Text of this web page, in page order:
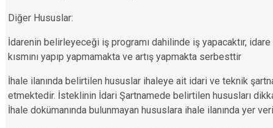
Diğer Hususlar:
İdarenin belirleyeceği iş programı dahilinde iş yapacaktır,
kısmını yapıp yapmamakta ve artış yapmakta serbesttir
İhale ilanında belirtilen hususlar ihaleye ait idari ve teknik
etmektedir. İsteklinin İdari Şartnamede belirtilen hususları
İhale dokümanında bulunmayan hususlara ihale ilanında yer